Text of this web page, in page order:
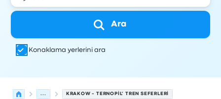
Ara
Konaklama yerlerini ara
... KRAKOW - TERNOPIL’ TREN SEFERLERI